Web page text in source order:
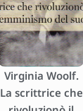
Virginia Woolf.
La scrittrice che